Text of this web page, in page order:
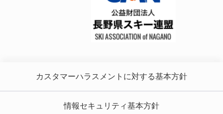
カスタマーハラスメントに対する基本方針
情報セキュリティ基本方針